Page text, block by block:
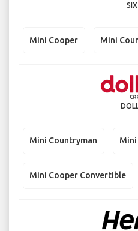
Mini Cooper Mini
Mini Countryman
Mini Cooper Convertible